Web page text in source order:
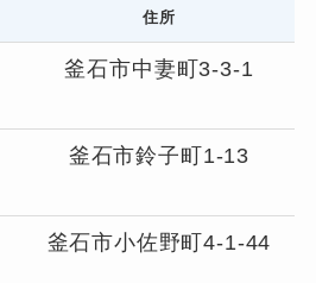
住所
釜石市中妻町3-3-1
釜石市鈴子町1-13
釜石市小佐野町4-1-44